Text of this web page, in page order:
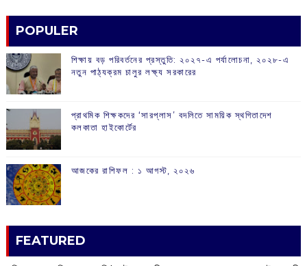
POPULER
শিক্ষায় বড় পরিবর্তনের প্রস্তুতি: ২০২৭-এ পর্যালোচনা, ২০২৮-এ
নতুন পাঠ্যক্রম চালুর লক্ষ্য সরকারের
প্রাথমিক শিক্ষকদের ‘সারপ্লাস’ বদলিতে সাময়িক স্থগিতাদেশ
কলকাতা হাইকোর্টের
আজকের রাশিফল :‌ ‌‌১ আগস্ট, ২০২৬
FEATURED